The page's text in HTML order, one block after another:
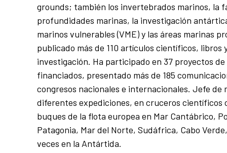
grounds; también los invertebrados marinos, la
profundidades marinas, la investigación
marinos vulnerables (VME) y las áreas marinas
publicado más de 110 artículos científicos, libros
investigación. Ha participado en 37 proyectos
financiados, presentado más de 185
congresos nacionales e internacionales. Jefe de
diferentes expediciones, en cruceros científicos
buques de la flota europea en Mar Cantábrico,
Patagonia, Mar del Norte, Sudáfrica, Cabo
veces en la Antártida.